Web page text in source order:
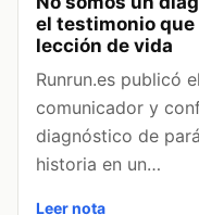
el testimonio que
lección de vida
Runrun.es publicó
comunicador y
diagnóstico de
historia en un…
Leer nota